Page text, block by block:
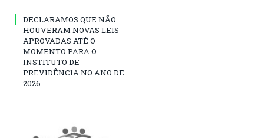
DECLARAMOS QUE NÃO
HOUVERAM NOVAS LEIS
APROVADAS ATÉ O
MOMENTO PARA O
INSTITUTO DE
PREVIDÊNCIA NO ANO DE
2026